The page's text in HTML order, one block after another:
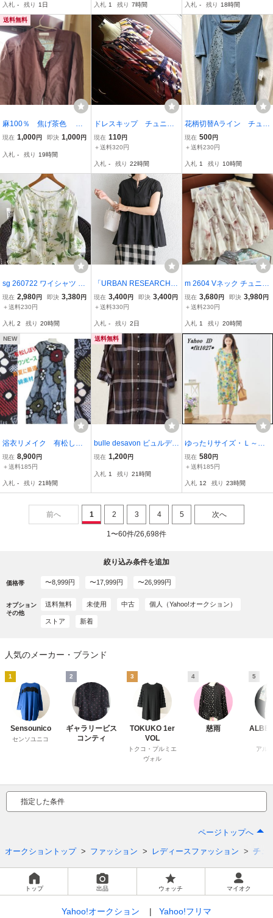
ットソー【24000150743
51】
入札 - 残り 1日
代 涼しい 着痩せ トップ
ス ホワイト
入札 1 残り 7時間
ズ 6着まとめ カジュアル
ファッション
入札 - 残り 18時間
送料無料
麻100％ 焦げ茶色 ゆ
ったりブラウス ブラウス
現在 1,000円 即決 1,000円
入札 - 残り 19時間
ドレスキップ チュニッ
ク L
現在 110円
＋送料320円
入札 - 残り 22時間
花柄切替Aライン チュニ
ック デニム系 半袖 スト
レッチ性あり 新品、未
現在 500円
＋送料230円
入札 1 残り 10時間
sg 260722 ワイシャツ ト
ップス チュニック ゆった
り ナチュラル 大人可愛
現在 2,980円 即決 3,380円
＋送料230円
入札 2 残り 20時間
「URBAN RESEARCH D
OORS」 ノースリーブチ
ュニック MEDIUM ブラッ
現在 3,400円 即決 3,400円
＋送料330円
入札 - 残り 2日
m 2604 Vネック チュニッ
ク トップス ワイシャツ
麻100％ ゆったり フリー
愛 ふんわり 花柄1
現在 3,680円 即決 3,980円
＋送料230円
入札 1 残り 20時間
NEW
浴衣リメイク 有松しぼ
り 暑い夏に涼しい ノ
ースリーブワンピース
イズ ゆったりかぶりタ
現在 8,900円
＋送料185円
入札 - 残り 21時間
送料無料
bulle desavon ビュルデサ
ボン シャツチュニック コ
現在 1,200円
入札 1 残り 21時間
ゆったりサイズ・Ｌ～Ｌ
Ｌ/３Ｌ【新品】水彩 ボタ
ニカル柄☆cotton100％★
ンピ・チュニック☆グリ
現在 580円
＋送料185円
入札 12 残り 23時間
前へ 1 2 3 4 5 次へ
1〜60件/26,698件
絞り込み条件を追加
価格帯 〜8,999円 〜17,999円 〜26,999円
オプション
その他
送料無料 未使用 中古 個人（Yahoo!オークション）
ストア 新着
人気のメーカー・ブランド
1
Sensounico
センソユニコ
2
ギャラリービス
コンティ
3
TOKUKO 1er
VOL
トクコ・プルミエ
ヴォル
4
慈雨
5
アル
指定した条件
ページトップへ
オークショントップ ファッション レディースファッション チュ
トップ 出品 ウォッチ マイオク
Yahoo!オークション Yahoo!フリマ